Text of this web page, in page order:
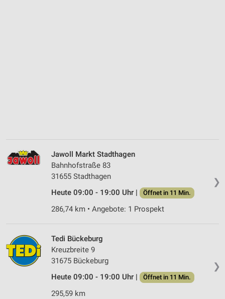
❯
Jawoll Markt Stadthagen
Bahnhofstraße 83
31655 Stadthagen
Heute 09:00 - 19:00 Uhr |
Öffnet in 11 Min.
286,74 km • Angebote: 1 Prospekt
❯
Tedi Bückeburg
Kreuzbreite 9
31675 Bückeburg
Heute 09:00 - 19:00 Uhr |
Öffnet in 11 Min.
295,59 km